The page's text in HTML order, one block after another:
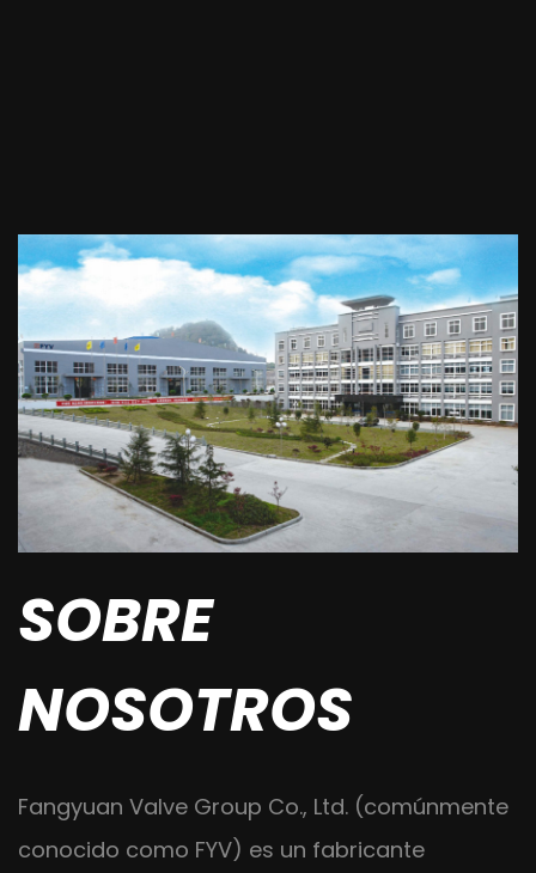
SOBRE
NOSOTROS
Fangyuan Valve Group Co., Ltd. (comúnmente
conocido como FYV) es un fabricante